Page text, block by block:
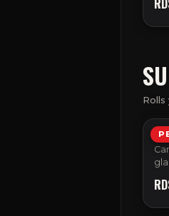
Rolls